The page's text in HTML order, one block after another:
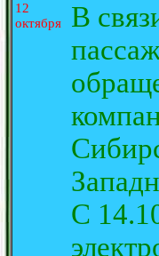
12
октября
В
С